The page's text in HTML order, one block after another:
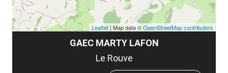
GAEC MARTY LAFON
Le Rouve
Leaflet | Map data ©OpenStreetMap contributors